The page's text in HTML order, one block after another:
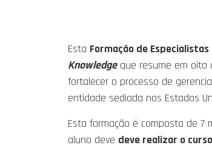
Esta Formação de
Knowledgeque resume em oito
fortalecer o processo de
entidade sediada nos Estados
Esta formação é composta de 7
aluno deve deve realizar o